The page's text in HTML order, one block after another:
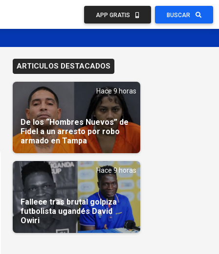
APP GRATIS BUSCAR
ARTICULOS DESTACADOS
Hace 9 horas
De los “Hombres Nuevos” de
Fidel a un arresto por robo
armado en Tampa
Hace 9 horas
Fallece tras brutal golpiza
futbolista ugandés David
Owiri